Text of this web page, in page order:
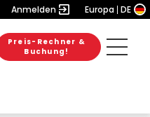
Anmelden Europa DE
Preis-Rechner &
Buchung!